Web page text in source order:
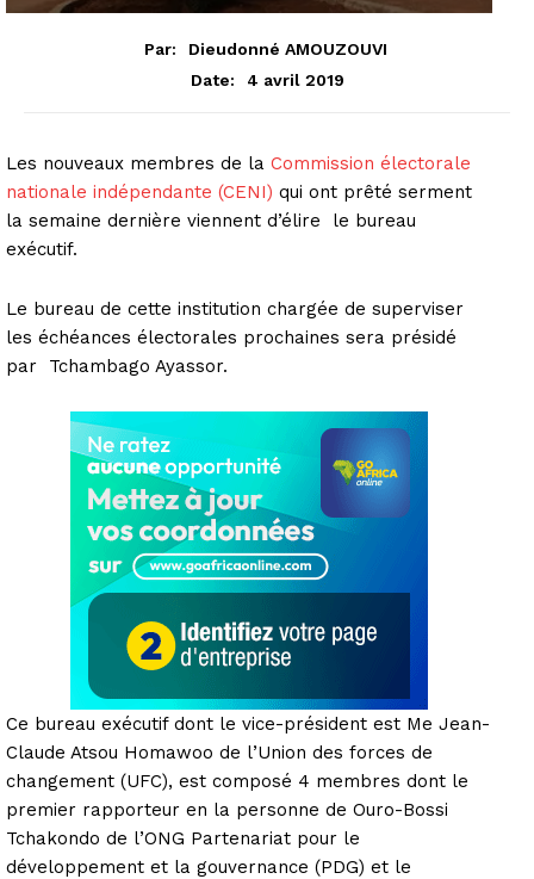
Par:
Dieudonné AMOUZOUVI
Date:
4 avril 2019
Les nouveaux membres de la Commission électorale
nationale indépendante (CENI) qui ont prêté serment
la semaine dernière viennent d’élire le bureau
exécutif.
Le bureau de cette institution chargée de superviser
les échéances électorales prochaines sera présidé
par Tchambago Ayassor.
Ce bureau exécutif dont le vice-président est Me Jean-
Claude Atsou Homawoo de l’Union des forces de
changement (UFC), est composé 4 membres dont le
premier rapporteur en la personne de Ouro-Bossi
Tchakondo de l’ONG Partenariat pour le
développement et la gouvernance (PDG) et le